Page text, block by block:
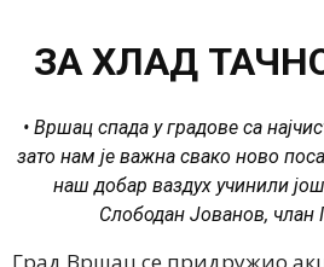
ЗА ХЛАД
• Вршац спада у градове са
зато нам је важна свако ново
наш добар ваздух учинили
Слободан Јованов, члан
Град Вршац се придружио